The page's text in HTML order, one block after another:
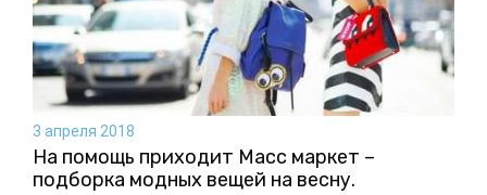
3 апреля 2018
На помощь приходит Масс маркет –
подборка модных вещей на весну.